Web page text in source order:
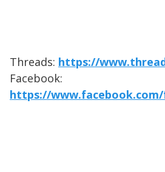
Threads: https://
Facebook:
https://